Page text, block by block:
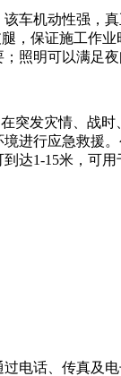
车机动性强，
，保证施工作
照明可以满足
在突发灾情、战时
进行应急救援
达1-15米，可用
电话、传真及